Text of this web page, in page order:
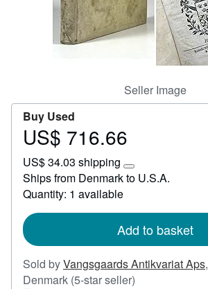
Start Selling
CLOSE
Seller Image
Buy Used
Price
716.66
US$ 716.66
US$ 34.03 shipping
Learn
more
rates
Ships from Denmark to U.S.A.
Quantity: 1 available
Add to basket
Sold byVangsgaards Antikvariat Aps,
Denmark (5-star seller)